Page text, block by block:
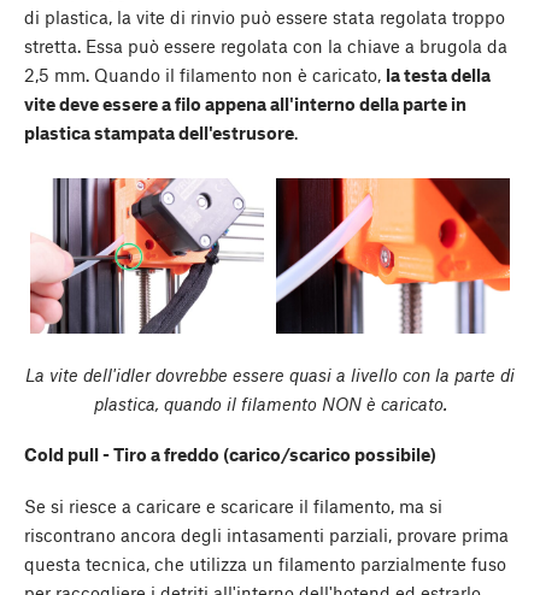
di plastica, la vite di rinvio può essere stata regolata troppo
stretta. Essa può essere regolata con la chiave a brugola da
2,5 mm. Quando il filamento non è caricato, la testa della
vite deve essere a filo appena all'interno della parte in
plastica stampata dell'estrusore.
La vite dell'idler dovrebbe essere quasi a livello con la parte di
plastica, quando il filamento NON è caricato.
Cold pull - Tiro a freddo (carico/scarico possibile)
Se si riesce a caricare e scaricare il filamento, ma si
riscontrano ancora degli intasamenti parziali, provare prima
questa tecnica, che utilizza un filamento parzialmente fuso